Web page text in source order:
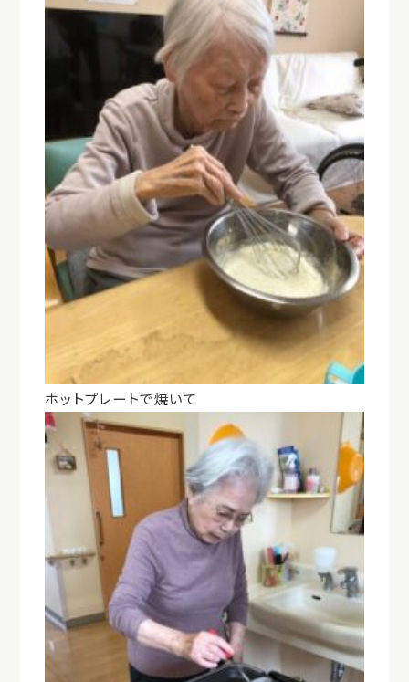
ホットプレートで焼いて